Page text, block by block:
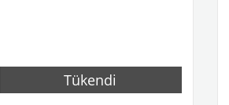
Tükendi